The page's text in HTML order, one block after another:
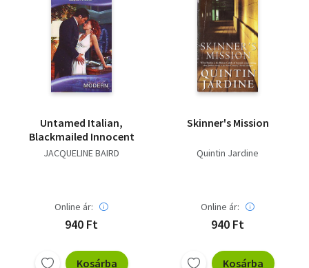
Untamed Italian,
Blackmailed Innocent
JACQUELINE BAIRD
Online ár:
940 Ft
Kosárba
Skinner's Mission
Quintin Jardine
Online ár:
940 Ft
Kosárba